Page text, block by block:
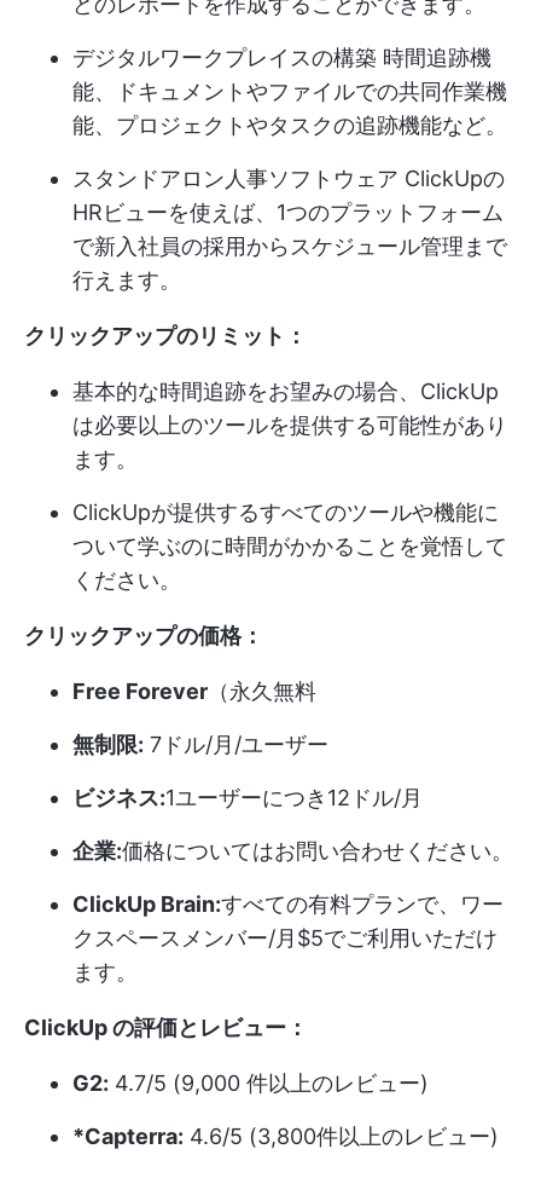
デジタルワークプレイスの構築 時間追跡機
能、ドキュメントやファイルでの共同作業機
能、プロジェクトやタスクの追跡機能など。
スタンドアロン 人事ソフトウェア ClickUpの
HRビューを使えば、1つのプラットフォーム
で新入社員の採用からスケジュール管理まで
行えます。
クリックアップのリミット：
基本的な時間追跡をお望みの場合、ClickUp
は必要以上のツールを提供する可能性があり
ます。
ClickUpが提供するすべてのツールや機能に
ついて学ぶのに時間がかかることを覚悟して
ください。
クリックアップの価格：
Free Forever （永久無料
無制限: 7ドル/月/ユーザー
ビジネス:1ユーザーにつき12ドル/月
企業:価格についてはお問い合わせください。
ClickUp Brain:すべての有料プランで、ワー
クスペースメンバー/月$5でご利用いただけ
ます。
ClickUp の評価とレビュー：
G2: 4.7/5 (9,000 件以上のレビュー)
*Capterra: 4.6/5 (3,800件以上のレビュー)